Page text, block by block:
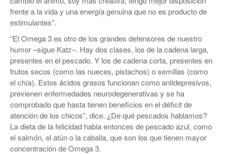
frente a la vida y una energía genuina que no es producto de
estimulantes”.
“El Omega 3 es otro de los grandes defensores de nuestro
humor –sigue Katz–. Hay dos clases, los de la cadena larga,
presentes en el pescado. Y los de cadena corta, presentes en
frutos secos (como las nueces, pistachos) o semillas (como
el chía). Estos ácidos grasos funcionan como antidepresivos,
previenen enfermedades neurodegenerativas y se ha
comprobado que hasta tienen beneficios en el déficit de
atención de los chicos”, dice. ¿De qué pescados hablamos?
La dieta de la felicidad habla entonces de pescado azul, como
el salmón, el atún o la caballa, que son los que tienen mayor
concentración de Omega 3.